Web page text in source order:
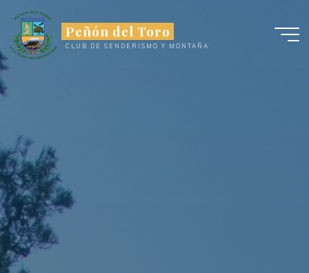
contenido
Peñón del Toro
CLUB DE SENDERISMO Y MONTAÑA